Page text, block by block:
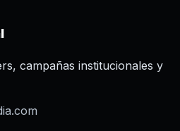
campañas institucionales y